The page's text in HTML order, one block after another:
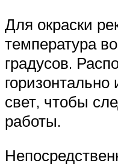
Для окраски
температура
градусов.
горизонтально
свет, чтобы
работы.